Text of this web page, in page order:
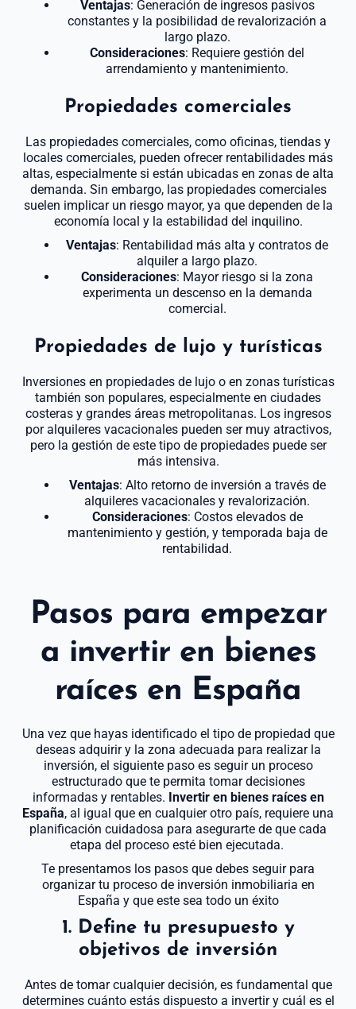
Ventajas: Generación de ingresos pasivos
constantes y la posibilidad de revalorización a
largo plazo.
Consideraciones: Requiere gestión del
arrendamiento y mantenimiento.
Propiedades comerciales
Las propiedades comerciales, como oficinas, tiendas y
locales comerciales, pueden ofrecer rentabilidades más
altas, especialmente si están ubicadas en zonas de alta
demanda. Sin embargo, las propiedades comerciales
suelen implicar un riesgo mayor, ya que dependen de la
economía local y la estabilidad del inquilino.
Ventajas: Rentabilidad más alta y contratos de
alquiler a largo plazo.
Consideraciones: Mayor riesgo si la zona
experimenta un descenso en la demanda
comercial.
Propiedades de lujo y turísticas
Inversiones en propiedades de lujo o en zonas turísticas
también son populares, especialmente en ciudades
costeras y grandes áreas metropolitanas. Los ingresos
por alquileres vacacionales pueden ser muy atractivos,
pero la gestión de este tipo de propiedades puede ser
más intensiva.
Ventajas: Alto retorno de inversión a través de
alquileres vacacionales y revalorización.
Consideraciones: Costos elevados de
mantenimiento y gestión, y temporada baja de
rentabilidad.
Pasos para empezar
a invertir en bienes
raíces en España
Una vez que hayas identificado el tipo de propiedad que
deseas adquirir y la zona adecuada para realizar la
inversión, el siguiente paso es seguir un proceso
estructurado que te permita tomar decisiones
informadas y rentables. Invertir en bienes raíces en
España, al igual que en cualquier otro país, requiere una
planificación cuidadosa para asegurarte de que cada
etapa del proceso esté bien ejecutada.
Te presentamos los pasos que debes seguir para
organizar tu proceso de inversión inmobiliaria en
España y que este sea todo un éxito
1. Define tu presupuesto y
objetivos de inversión
Antes de tomar cualquier decisión, es fundamental que
determines cuánto estás dispuesto a invertir y cuál es el